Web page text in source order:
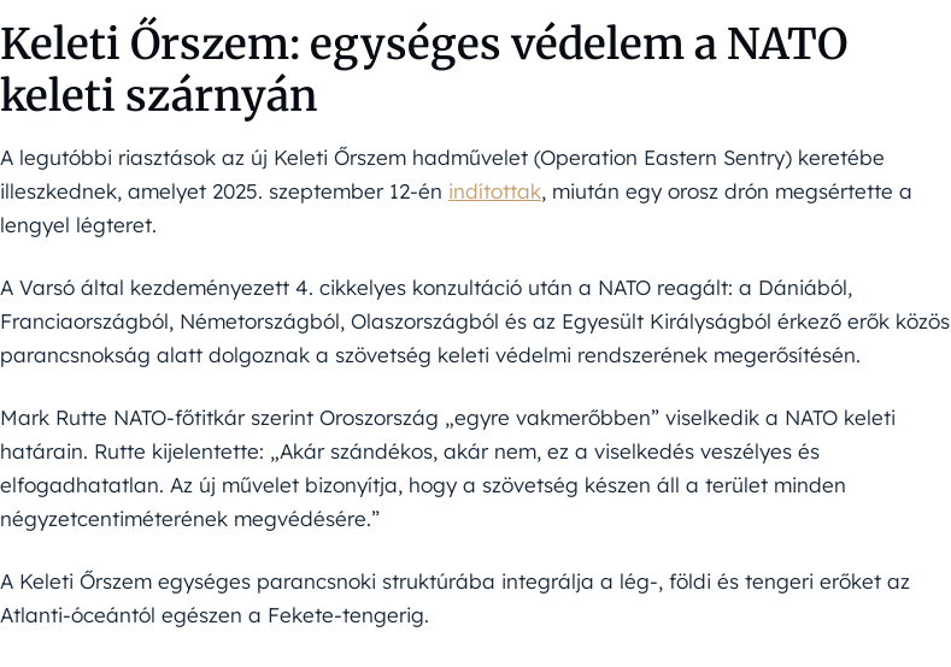
Keleti Őrszem: egységes védelem a NATO
keleti szárnyán
A legutóbbi riasztások az új Keleti Őrszem hadművelet (Operation Eastern Sentry) keretébe
illeszkednek, amelyet 2025. szeptember 12-én indítottak, miután egy orosz drón megsértette a
lengyel légteret.
A Varsó által kezdeményezett 4. cikkelyes konzultáció után a NATO reagált: a Dániából,
Franciaországból, Németországból, Olaszországból és az Egyesült Királyságból érkező erők közös
parancsnokság alatt dolgoznak a szövetség keleti védelmi rendszerének megerősítésén.
Mark Rutte NATO-főtitkár szerint Oroszország „egyre vakmerőbben” viselkedik a NATO keleti
határain. Rutte kijelentette: „Akár szándékos, akár nem, ez a viselkedés veszélyes és
elfogadhatatlan. Az új művelet bizonyítja, hogy a szövetség készen áll a terület minden
négyzetcentiméterének megvédésére.”
A Keleti Őrszem egységes parancsnoki struktúrába integrálja a lég-, földi és tengeri erőket az
Atlanti-óceántól egészen a Fekete-tengerig.